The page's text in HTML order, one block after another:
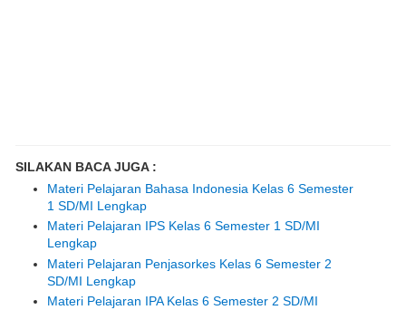
SILAKAN BACA JUGA :
Materi Pelajaran Bahasa Indonesia Kelas 6 Semester
1 SD/MI Lengkap
Materi Pelajaran IPS Kelas 6 Semester 1 SD/MI
Lengkap
Materi Pelajaran Penjasorkes Kelas 6 Semester 2
SD/MI Lengkap
Materi Pelajaran IPA Kelas 6 Semester 2 SD/MI